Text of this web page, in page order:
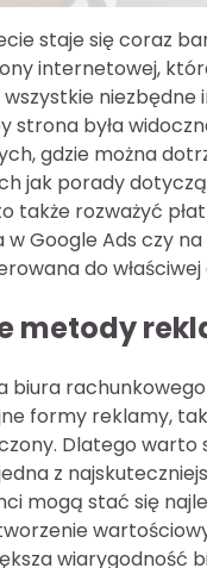
staje się coraz
internetowej,
strona była
gdzie można
jak porady
także rozważyć
Google Ads czy
do
metody
formy reklamy,
Dlatego
z
mogą stać się